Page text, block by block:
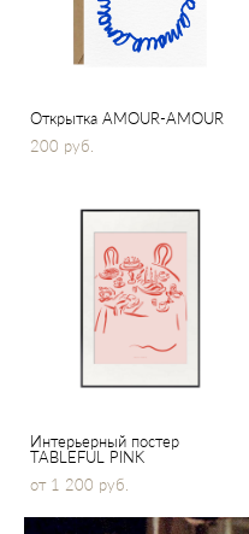
Открытка AMOUR-AMOUR
200 pуб.
Интерьерный постер
TABLEFUL PINK
от 1 200 pуб.